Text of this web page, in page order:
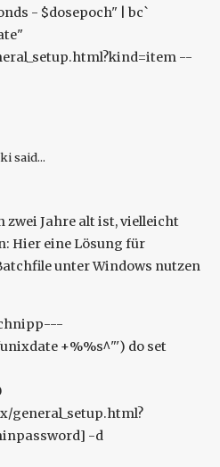
- $dosepoch" | bc`
--
said...
zwei Jahre alt ist, vielleicht
Hier eine Lösung für
unter Windows nutzen
+%%s^"') do set
general_setup.html?
-d